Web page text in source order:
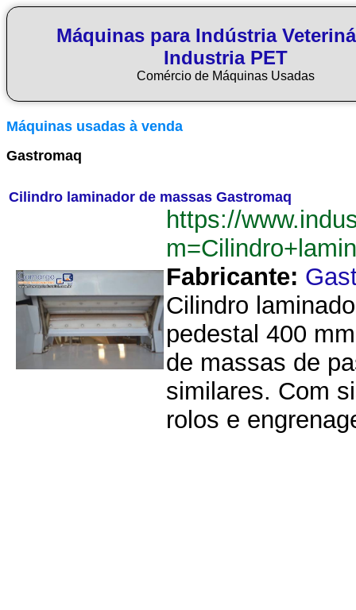
Máquinas para Indústria
Industria PET
Comércio de Máquinas Usadas
Máquinas usadas à venda
Gastromaq
Cilindro laminador de massas Gastromaq
https://
Fabricante:
Cilindro
pedestal 400
de massas de
similares. Com
rolos e